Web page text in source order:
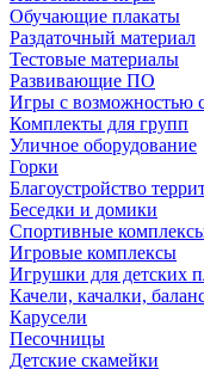
Обучающие плакаты
Раздаточный материал
Тестовые материалы
Развивающие ПО
Игры с возможностью
Комплекты для групп
Уличное оборудование
Горки
Благоустройство
Беседки и домики
Спортивные
Игровые комплексы
Игрушки для детских
Качели, качалки,
Карусели
Песочницы
Детские скамейки